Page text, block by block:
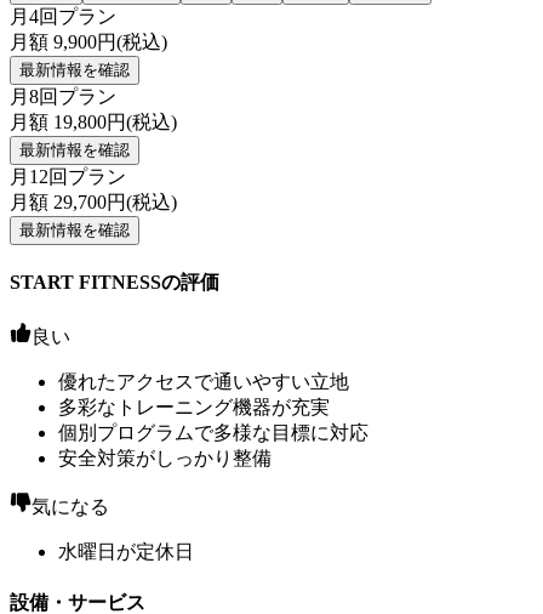
月4回プラン
月額 9,900円(税込)
最新情報を確認
月8回プラン
月額 19,800円(税込)
最新情報を確認
月12回プラン
月額 29,700円(税込)
最新情報を確認
START FITNESSの評価
良い
優れたアクセスで通いやすい立地
多彩なトレーニング機器が充実
個別プログラムで多様な目標に対応
安全対策がしっかり整備
気になる
水曜日が定休日
設備・サービス